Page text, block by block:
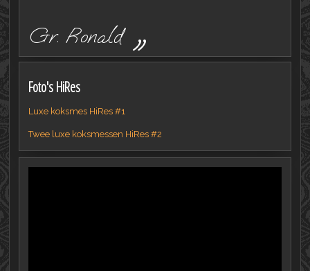
Gr. Ronald„
Foto's HiRes
Luxe koksmes HiRes #1
Twee luxe koksmessen HiRes #2